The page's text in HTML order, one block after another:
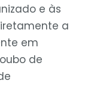
e às
a
em
de